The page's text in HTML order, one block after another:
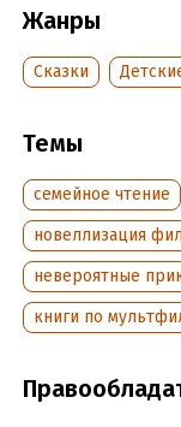
Присоединяйтесь
Подробная
Дата написания:1
Объем:40724
Год издания:2025
Дата поступления:
Время на чтение:1
Жанры
Сказки
Темы
семейное чтение
новеллизация
невероятные
книги по